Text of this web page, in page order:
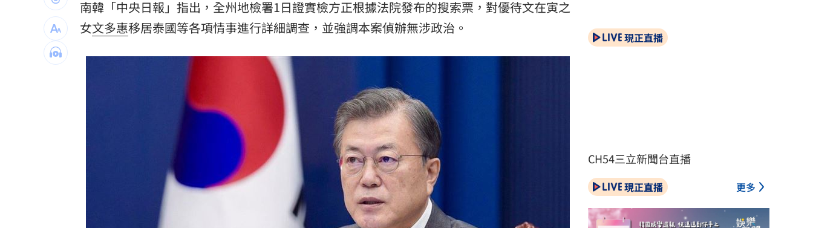
獨／姜厚任新歡爆黑歷史 楊光友怒揭內幕 11:31
綠5戰將推父親節影音 他遭賴清德吐槽 11:20
快移車！新北高灘地「這時間」強制拖吊 11:18
奉獻醫學研究逾40年！林慶順教授不幸離世 11:15
捲校園霸凌爭議 知名韓星海外發展近況曝 11:12
鄭麗文脫口稱「台灣從來也不是一個國家」 11:12
台灣彩券開獎直播中
南韓「中央日報」指出，全州地檢署1日證實檢方正根據法院發布的搜索票，對優待文在寅之
女文多惠移居泰國等各項情事進行詳細調查，並強調本案偵辦無涉政治。
現正直播
CH54三立新聞台直播
現正直播 更多